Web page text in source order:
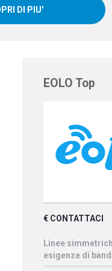
DI PIU'
EOLO Top
€ CONTATTACI
Linee
esigenze di